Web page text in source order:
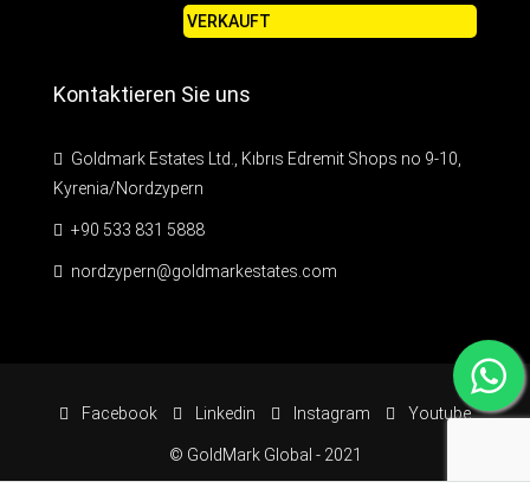
VERKAUFT
Kontaktieren Sie uns
Goldmark Estates Ltd., Kıbrıs Edremit Shops no 9-10,
Kyrenia/Nordzypern
+90 533 831 5888
nordzypern@goldmarkestates.com
Facebook Linkedin Instagram Youtube
© GoldMark Global - 2021